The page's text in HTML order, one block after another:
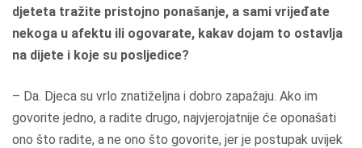
djeteta tražite pristojno ponašanje, a sami vrijeđate
nekoga u afektu ili ogovarate, kakav dojam to ostavlja
na dijete i koje su posljedice?
– Da. Djeca su vrlo znatiželjna i dobro zapažaju. Ako im
govorite jedno, a radite drugo, najvjerojatnije će oponašati
ono što radite, a ne ono što govorite, jer je postupak uvijek